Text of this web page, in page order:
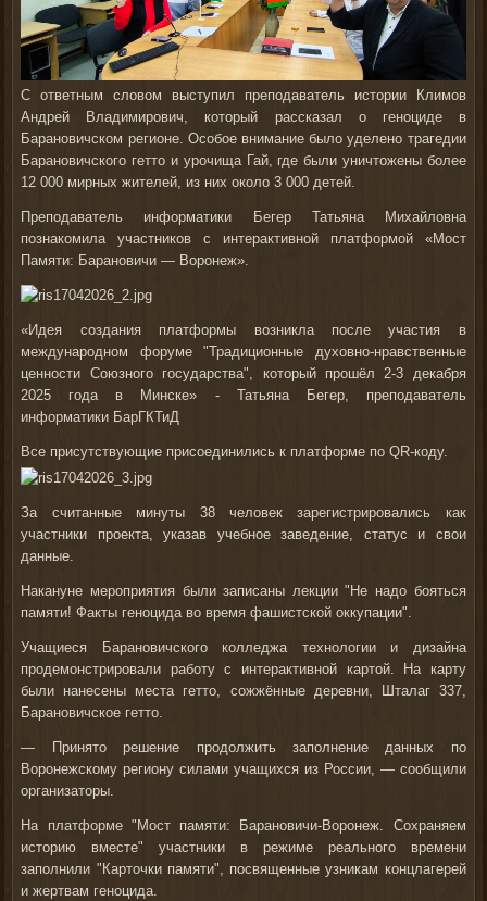
С ответным словом выступил преподаватель истории Климов
Андрей Владимирович, который рассказал о геноциде в
Барановичском регионе. Особое внимание было уделено трагедии
Барановичского гетто и урочища Гай, где были уничтожены более
12 000 мирных жителей, из них около 3 000 детей.
Преподаватель информатики Бегер Татьяна Михайловна
познакомила участников с интерактивной платформой «Мост
Памяти: Барановичи — Воронеж».
«Идея создания платформы возникла после участия в
международном форуме "Традиционные духовно-нравственные
ценности Союзного государства", который прошёл 2-3 декабря
2025 года в Минске» - Татьяна Бегер, преподаватель
информатики БарГКТиД
Все присутствующие присоединились к платформе по QR-коду.
За считанные минуты 38 человек зарегистрировались как
участники проекта, указав учебное заведение, статус и свои
данные.
Накануне мероприятия были записаны лекции "Не надо бояться
памяти! Факты геноцида во время фашистской оккупации".
Учащиеся Барановичского колледжа технологии и дизайна
продемонстрировали работу с интерактивной картой. На карту
были нанесены места гетто, сожжённые деревни, Шталаг 337,
Барановичское гетто.
— Принято решение продолжить заполнение данных по
Воронежскому региону силами учащихся из России, — сообщили
организаторы.
На платформе "Мост памяти: Барановичи-Воронеж. Сохраняем
историю вместе" участники в режиме реального времени
заполнили "Карточки памяти", посвященные узникам концлагерей
и жертвам геноцида.